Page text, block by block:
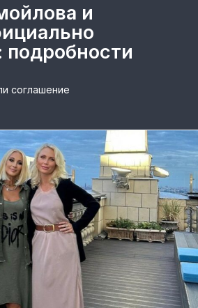
и
подробности
соглашение